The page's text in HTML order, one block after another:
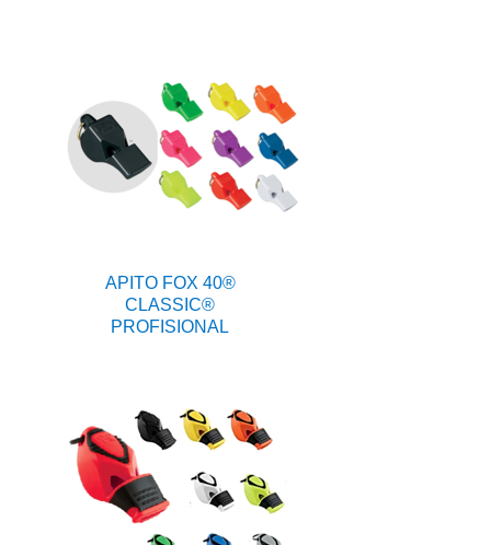
APITO FOX 40®
CLASSIC®
PROFISIONAL